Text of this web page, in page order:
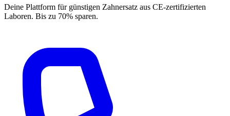
Deine Plattform für günstigen Zahnersatz aus CE-zertifizierten
Laboren. Bis zu 70% sparen.